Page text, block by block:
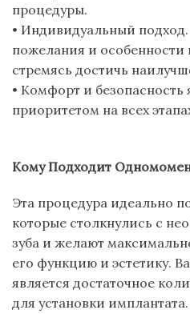
процедуры.
• Индивидуальный подход.
пожелания и особенности
стремясь достичь
• Комфорт и безопасность
приоритетом на всех
Кому Подходит
Эта процедура идеально
которые столкнулись с
зуба и желают
его функцию и эстетику.
является достаточное
для установки